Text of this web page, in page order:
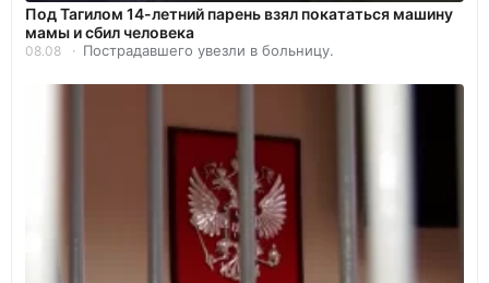
Под Тагилом 14-летний парень взял покататься машину
мамы и сбил человека
08.08 Пострадавшего увезли в больницу.